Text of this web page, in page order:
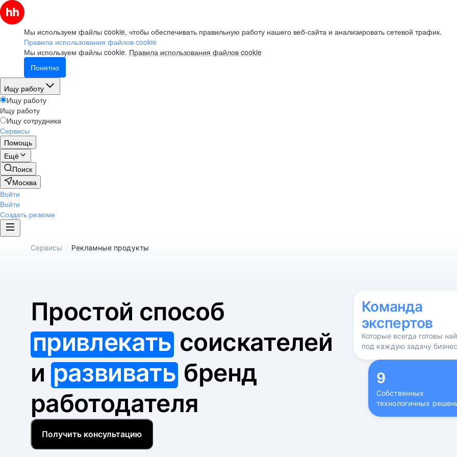
Мы используем файлы cookie, чтобы обеспечивать правильную работу нашего веб-сайта и анализировать сетевой трафик.
Правила использования файлов cookie
Мы используем файлы cookie. Правила использования файлов cookie
Понятно
Ищу работу
Ищу работу
Ищу работу
Ищу сотрудника
Сервисы
Помощь
Ещё
Поиск
Москва
Войти
Войти
Создать резюме
Сервисы / Рекламные продукты
Простой способ
привлекатьсоискателей
и развивать бренд
работодателя
Получить консультацию
Команда
экспертов
Которые всегда готовы
под каждую задачу
9
Собственных
технологичных